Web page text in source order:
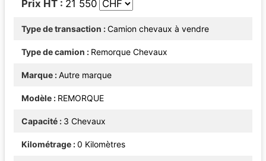
Prix HT 21 550
Type de transaction Camion chevaux à vendre
Type de camion Remorque Chevaux
Marque Autre marque
Modèle REMORQUE
Capacité 3 Chevaux
Kilométrage 0 Kilomètres